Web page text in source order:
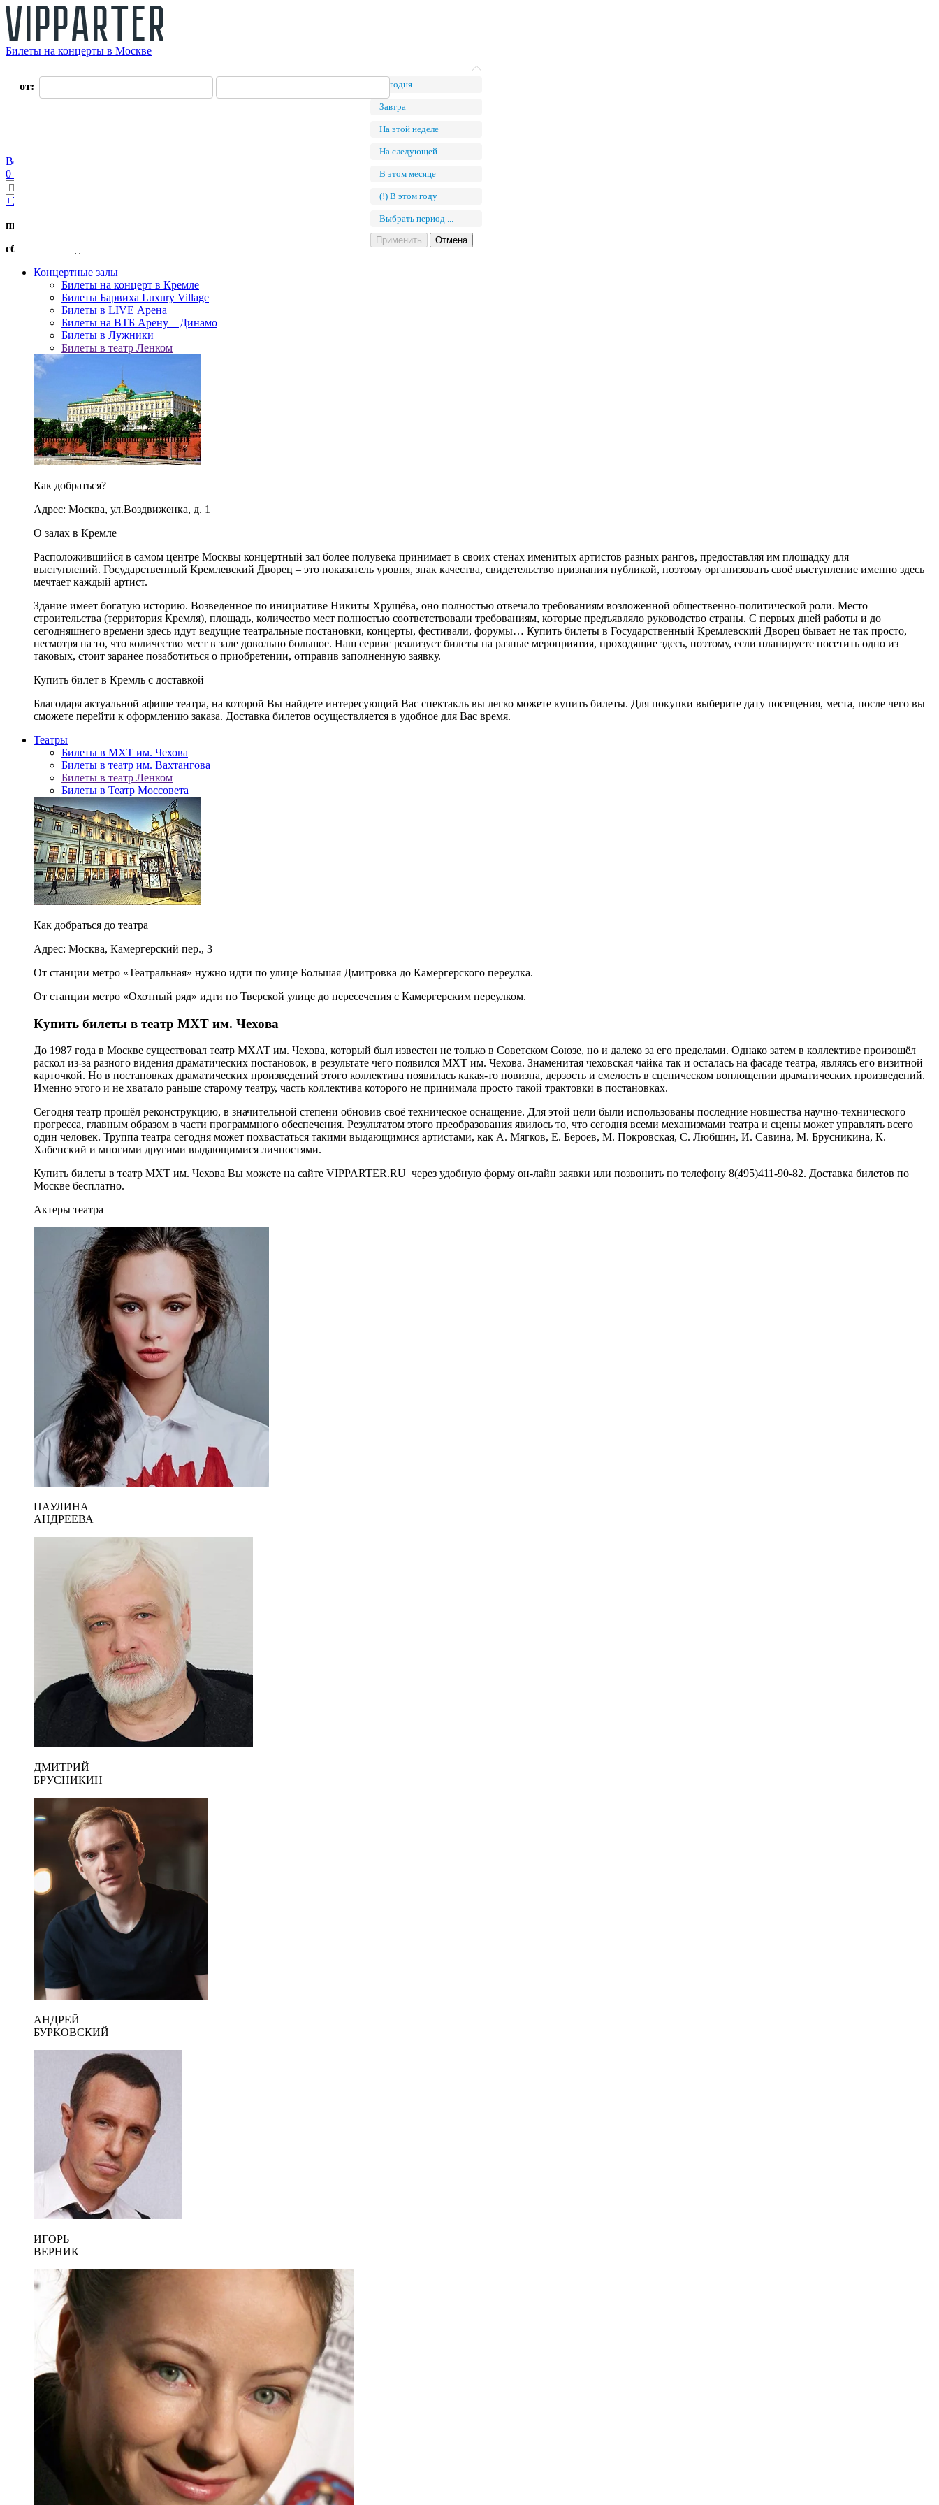
Билеты на концерты в Москве
О нас
Доставка
Войти
0 руб.
+7 (495) 411-90-82
пн.-пт. с 11:00 до 19:00
сб.-вс. с 11:00 до 17:00
Концертные залы
Билеты на концерт в Кремле
Билеты Барвиха Luxury Village
Билеты в LIVE Арена
Билеты на ВТБ Арену – Динамо
Билеты в Лужники
Билеты в театр Ленком
Как добраться?
Адрес: Москва, ул.Воздвиженка, д. 1
О залах в Кремле
Расположившийся в самом центре Москвы концертный зал более полувека принимает в своих стенах именитых артистов разных рангов, предоставляя им площадку для
выступлений. Государственный Кремлевский Дворец – это показатель уровня, знак качества, свидетельство признания публикой, поэтому организовать своё выступление именно здесь
мечтает каждый артист.
Здание имеет богатую историю. Возведенное по инициативе Никиты Хрущёва, оно полностью отвечало требованиям возложенной общественно-политической роли. Место
строительства (территория Кремля), площадь, количество мест полностью соответствовали требованиям, которые предъявляло руководство страны. С первых дней работы и до
сегодняшнего времени здесь идут ведущие театральные постановки, концерты, фестивали, форумы… Купить билеты в Государственный Кремлевский Дворец бывает не так просто,
несмотря на то, что количество мест в зале довольно большое. Наш сервис реализует билеты на разные мероприятия, проходящие здесь, поэтому, если планируете посетить одно из
таковых, стоит заранее позаботиться о приобретении, отправив заполненную заявку.
Купить билет в Кремль с доставкой
Благодаря актуальной афише театра, на которой Вы найдете интересующий Вас спектакль вы легко можете купить билеты. Для покупки выберите дату посещения, места, после чего вы
сможете перейти к оформлению заказа. Доставка билетов осуществляется в удобное для Вас время.
Театры
Билеты в МХТ им. Чехова
Билеты в театр им. Вахтангова
Билеты в театр Ленком
Билеты в Театр Моссовета
Как добраться до театра
Адрес: Москва, Камергерский пер., 3
От станции метро «Театральная» нужно идти по улице Большая Дмитровка до Камергерского переулка.
От станции метро «Охотный ряд» идти по Тверской улице до пересечения с Камергерским переулком.
Купить билеты в театр МХТ им. Чехова
До 1987 года в Москве существовал театр МХАТ им. Чехова, который был известен не только в Советском Союзе, но и далеко за его пределами. Однако затем в коллективе произошёл
раскол из-за разного видения драматических постановок, в результате чего появился МХТ им. Чехова. Знаменитая чеховская чайка так и осталась на фасаде театра, являясь его визитной
карточкой. Но в постановках драматических произведений этого коллектива появилась какая-то новизна, дерзость и смелость в сценическом воплощении драматических произведений.
Именно этого и не хватало раньше старому театру, часть коллектива которого не принимала просто такой трактовки в постановках.
Сегодня театр прошёл реконструкцию, в значительной степени обновив своё техническое оснащение. Для этой цели были использованы последние новшества научно-технического
прогресса, главным образом в части программного обеспечения. Результатом этого преобразования явилось то, что сегодня всеми механизмами театра и сцены может управлять всего
один человек. Труппа театра сегодня может похвастаться такими выдающимися артистами, как А. Мягков, Е. Бероев, М. Покровская, С. Любшин, И. Савина, М. Брусникина, К.
Хабенский и многими другими выдающимися личностями.
Купить билеты в театр МХТ им. Чехова Вы можете на сайте VIPPARTER.RU через удобную форму он-лайн заявки или позвонить по телефону 8(495)411-90-82. Доставка билетов по
Москве бесплатно.
Актеры театра
ПАУЛИНА
АНДРЕЕВА
ДМИТРИЙ
БРУСНИКИН
АНДРЕЙ
БУРКОВСКИЙ
ИГОРЬ
ВЕРНИК
от: Сегодня
Завтра
На этой неделе
На следующей
В этом месяце
(!) В этом году
Выбрать период ...
Применить Отмена